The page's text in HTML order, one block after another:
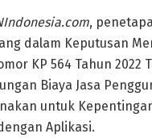
,
dalam Keputusan
KP 564 Tahun 2022
Biaya Jasa
untuk
Aplikasi.